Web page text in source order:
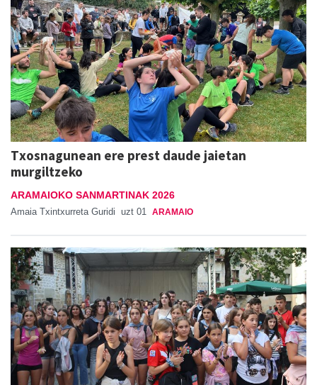
Txosnagunean ere prest daude jaietan
murgiltzeko
ARAMAIOKO SANMARTINAK 2026
Amaia Txintxurreta Guridi uzt 01 ARAMAIO